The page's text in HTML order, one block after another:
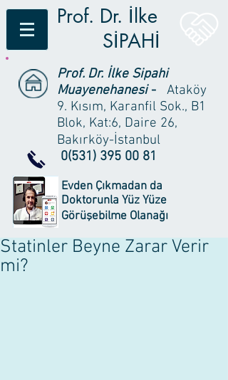
Prof. Dr. İlke
SİPAHİ
Prof. Dr. İlke Sipahi
Muayenehanesi- Ataköy
9. Kısım, Karanfil Sok., B1
Blok, Kat:6, Daire 26,
Bakırköy-İstanbul
0(531) 395 00 81
Evden Çıkmadan da
Doktorunla Yüz Yüze
Görüşebilme Olanağı
Statinler Beyne Zarar Verir
mi?